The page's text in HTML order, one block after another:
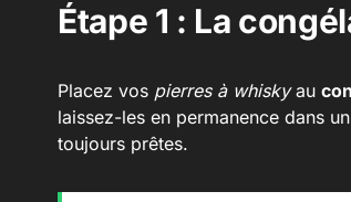
Étape 1 : La
Placez vos pierres à whiskyau
laissez-les en permanence dans
toujours prêtes.